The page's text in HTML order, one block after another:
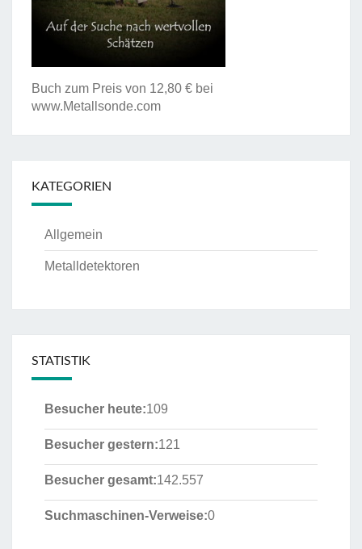
Buch zum Preis von 12,80 € bei
www.Metallsonde.com
KATEGORIEN
Allgemein
Metalldetektoren
STATISTIK
Besucher heute:109
Besucher gestern:121
Besucher gesamt:142.557
Suchmaschinen-Verweise:0